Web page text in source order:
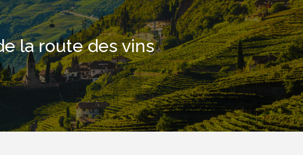
la route des vins